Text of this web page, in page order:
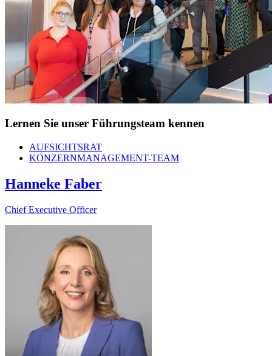
Lernen Sie unser Führungsteam kennen
AUFSICHTSRAT
KONZERNMANAGEMENT-TEAM
Hanneke Faber
Chief Executive Officer